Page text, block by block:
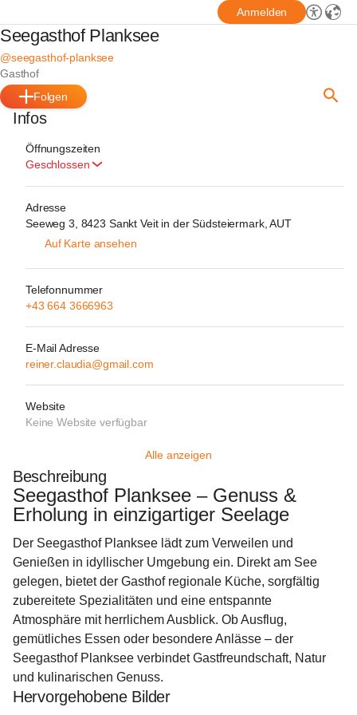
Anmelden
Seegasthof Planksee
@seegasthof-planksee
Gasthof
Folgen
Infos
Öffnungszeiten
Geschlossen
Adresse
Seeweg 3, 8423 Sankt Veit in der Südsteiermark, AUT
Auf Karte ansehen
Telefonnummer
+43 664 3666963
E-Mail Adresse
reiner.claudia@gmail.com
Website
Keine Website verfügbar
Alle anzeigen
Beschreibung
Seegasthof Planksee – Genuss &
Erholung in einzigartiger Seelage
Der Seegasthof Planksee lädt zum Verweilen und
Genießen in idyllischer Umgebung ein. Direkt am See
gelegen, bietet der Gasthof regionale Küche, sorgfältig
zubereitete Spezialitäten und eine entspannte
Atmosphäre mit herrlichem Ausblick. Ob Ausflug,
gemütliches Essen oder besondere Anlässe – der
Seegasthof Planksee verbindet Gastfreundschaft, Natur
und kulinarischen Genuss.
Hervorgehobene Bilder